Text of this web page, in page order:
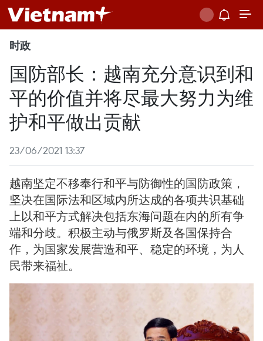
时政
国防部长：越南充分意识到和
平的价值并将尽最大努力为维
护和平做出贡献
23/06/2021 13:37
越南坚定不移奉行和平与防御性的国防政策，
坚决在国际法和区域内所达成的各项共识基础
上以和平方式解决包括东海问题在内的所有争
端和分歧。积极主动与俄罗斯及各国保持合
作，为国家发展营造和平、稳定的环境，为人
民带来福祉。